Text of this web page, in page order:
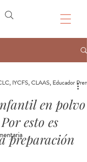
en polvo
esto es
preparación
IYCFS, CLAAS, Educador